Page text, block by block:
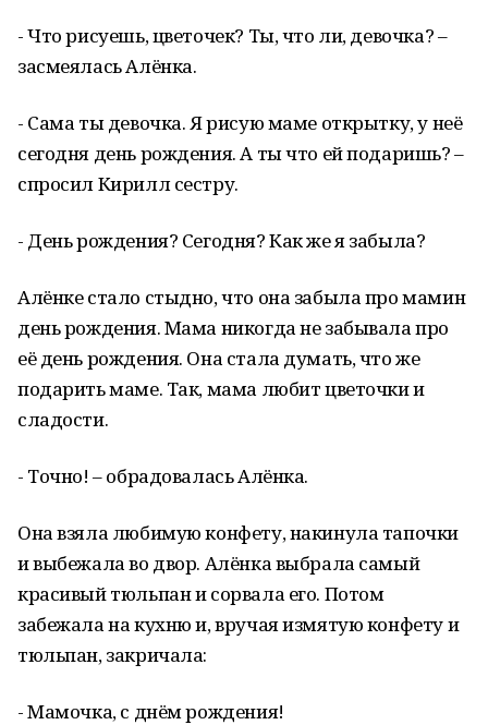
- Что рисуешь, цветочек? Ты, что ли, девочка? –
засмеялась Алёнка.
- Сама ты девочка. Я рисую маме открытку, у неё
сегодня день рождения. А ты что ей подаришь? –
спросил Кирилл сестру.
- День рождения? Сегодня? Как же я забыла?
Алёнке стало стыдно, что она забыла про мамин
день рождения. Мама никогда не забывала про
её день рождения. Она стала думать, что же
подарить маме. Так, мама любит цветочки и
сладости.
- Точно! – обрадовалась Алёнка.
Она взяла любимую конфету, накинула тапочки
и выбежала во двор. Алёнка выбрала самый
красивый тюльпан и сорвала его. Потом
забежала на кухню и, вручая измятую конфету и
тюльпан, закричала:
- Мамочка, с днём рождения!